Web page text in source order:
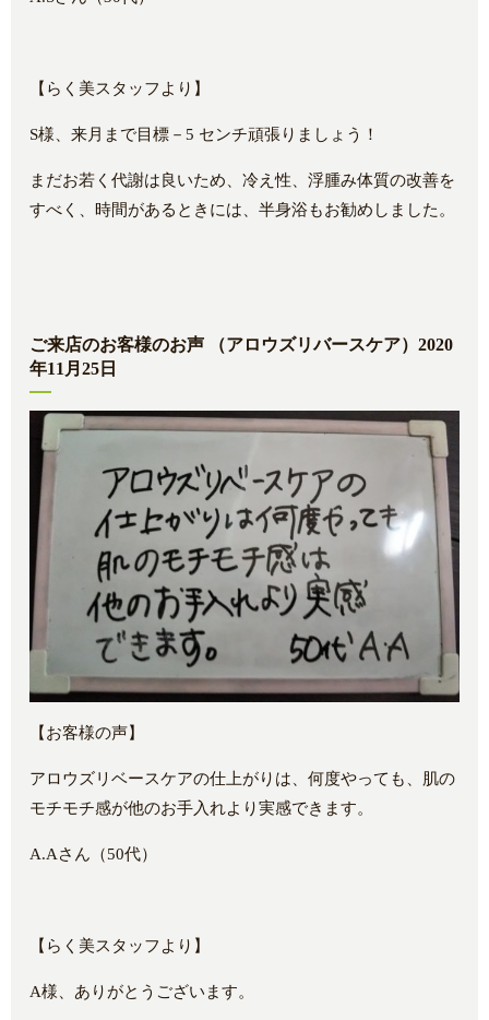
【らく美スタッフより】
S様、来月まで目標－5 センチ頑張りましょう！
まだお若く代謝は良いため、冷え性、浮腫み体質の改善を
すべく、時間があるときには、半身浴もお勧めしました。
ご来店のお客様のお声 （アロウズリバースケア）2020
年11月25日
【お客様の声】
アロウズリベースケアの仕上がりは、何度やっても、肌の
モチモチ感が他のお手入れより実感できます。
A.Aさん（50代）
【らく美スタッフより】
A様、ありがとうございます。